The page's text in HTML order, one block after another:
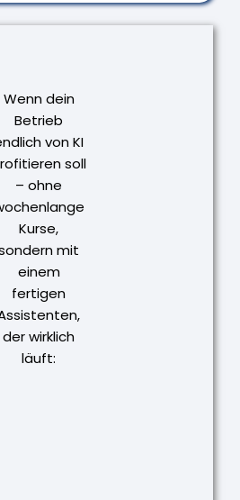
Wenn dein
Betrieb
von KI
soll
– ohne
Kurse,
mit
einem
fertigen
der wirklich
läuft: